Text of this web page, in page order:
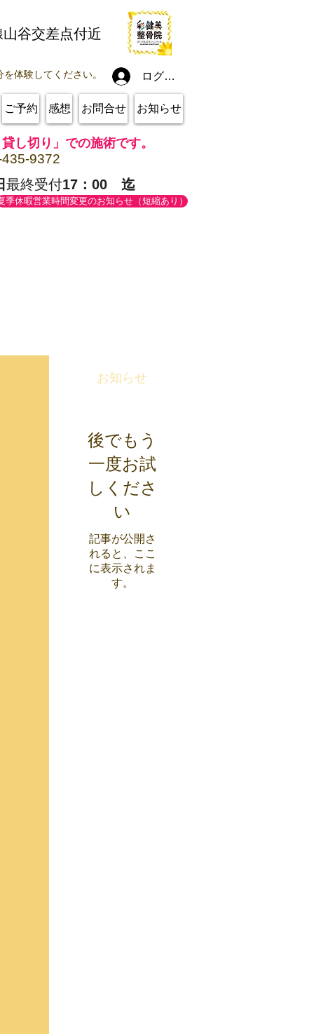
山谷交差点付近
ご予約 感想 お問合せ お知らせ
体験してください。
し切り」での施術です。
ログイン
9372
最終受付17：00 迄
季休暇営業時間変更のお知らせ（短縮あり）
お知らせ
後でもう
一度お試
しくださ
い
記事が公開さ
れると、ここ
に表示されま
す。